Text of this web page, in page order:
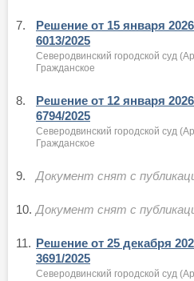
7.
Решение от 15 января
6013/2025
Северодвинский городской суд
Гражданское
8.
Решение от 12 января
6794/2025
Северодвинский городской суд
Гражданское
9. Документ снят с
10. Документ снят с
11. Решение от 25 декабря
3691/2025
Северодвинский городской суд